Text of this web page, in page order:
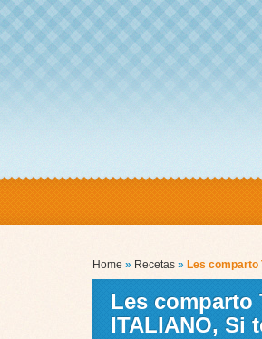
Home » Recetas » Les comparto
Les comparto
ITALIANO, Si